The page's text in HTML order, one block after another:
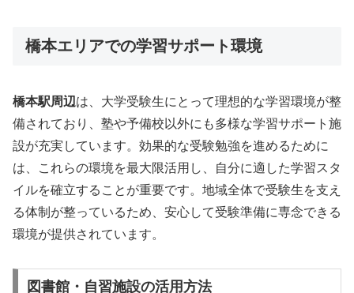
橋本エリアでの学習サポート環境
橋本駅周辺は、大学受験生にとって理想的な学習環境が整
備されており、塾や予備校以外にも多様な学習サポート施
設が充実しています。効果的な受験勉強を進めるために
は、これらの環境を最大限活用し、自分に適した学習スタ
イルを確立することが重要です。地域全体で受験生を支え
る体制が整っているため、安心して受験準備に専念できる
環境が提供されています。
図書館・自習施設の活用方法